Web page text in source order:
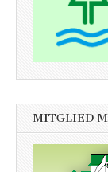
MITGLIED